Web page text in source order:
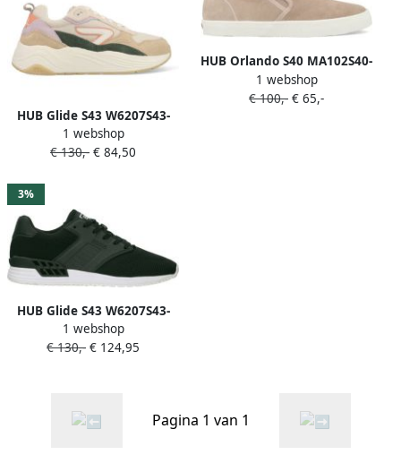
HUB Glide S43 W6207S43-
S23-C16 Beige Wit
1 webshop
€ 130,- € 84,50
HUB Orlando S40 MA102S40-
S10-270 Beige Grijs
1 webshop
€ 100,- € 65,-
3%
HUB Glide S43 W6207S43-
S23-B58 Beige Wit Paars
1 webshop
€ 130,- € 124,95
Pagina 1 van 1